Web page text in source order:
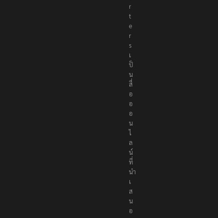
r
t
e
r
s
เ
ป็
น
สื่
อ
อ
อ
น
ไ
ล
น์
ที่
นำ
เ
ส
น
อ